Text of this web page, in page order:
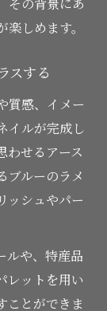
その背景にあ
しめます。
スする
質感、イメー
イルが完成し
わせるアース
ブルーのラメ
ッシュやパー
ルや、特産品
レットを用い
ことができま